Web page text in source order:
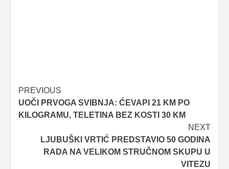
Post
navigation
PREVIOUS
UOČI PRVOGA SVIBNJA: ĆEVAPI 21 KM PO
KILOGRAMU, TELETINA BEZ KOSTI 30 KM
NEXT
LJUBUŠKI VRTIĆ PREDSTAVIO 50 GODINA
RADA NA VELIKOM STRUČNOM SKUPU U
VITEZU